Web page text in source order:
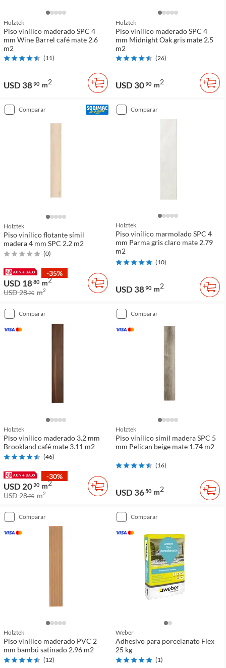
Holztek
Piso vinílico maderado SPC 4
mm Wine Barrel café mate 2.6
m2
(11)
USD 3890 m2
Holztek
Piso vinílico maderado SPC 4
mm Midnight Oak gris mate 2.5
m2
(26)
USD 3090 m2
comparar
Holztek
Piso vinílico flotante símil
madera 4 mm SPC 2.2 m2
(0)
-35%
USD 1880 m2
USD 2890 m2
comparar
Holztek
Piso vinílico marmolado SPC 4
mm Parma gris claro mate 2.79
m2
(10)
USD 3890 m2
comparar
Holztek
Piso vinílico maderado 3.2 mm
Brookland café mate 3.11 m2
(46)
-30%
USD 2020 m2
USD 2890 m2
comparar
Holztek
Piso vinílico símil madera SPC 5
mm Pelican beige mate 1.74 m2
(16)
USD 3650 m2
comparar
Holztek
Piso vinílico maderado PVC 2
mm bambú satinado 2.96 m2
(12)
comparar
Weber
Adhesivo para porcelanato Flex
25 kg
(1)